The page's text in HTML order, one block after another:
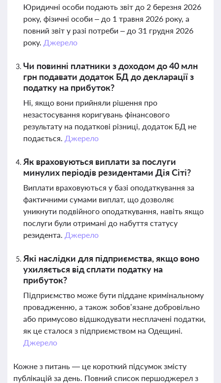
Юридичні особи подають звіт до 2 березня 2026
року, фізичні особи – до 1 травня 2026 року, а
повний звіт у разі потреби – до 31 грудня 2026
року. Джерело
Чи повинні платники з доходом до 40 млн
грн подавати додаток БД до декларації з
податку на прибуток?
Ні, якщо вони прийняли рішення про
незастосування коригувань фінансового
результату на податкові різниці, додаток БД не
подається. Джерело
Як враховуються виплати за послуги
минулих періодів резидентами Дія Сіті?
Виплати враховуються у базі оподаткування за
фактичними сумами виплат, що дозволяє
уникнути подвійного оподаткування, навіть якщо
послуги були отримані до набуття статусу
резидента. Джерело
Які наслідки для підприємства, якщо воно
ухиляється від сплати податку на
прибуток?
Підприємство може бути піддане кримінальному
провадженню, а також зобов’язане добровільно
або примусово відшкодувати несплачені податки,
як це сталося з підприємством на Одещині.
Джерело
Кожне з питань — це короткий підсумок змісту
публікацій за день. Повний список першоджерел з